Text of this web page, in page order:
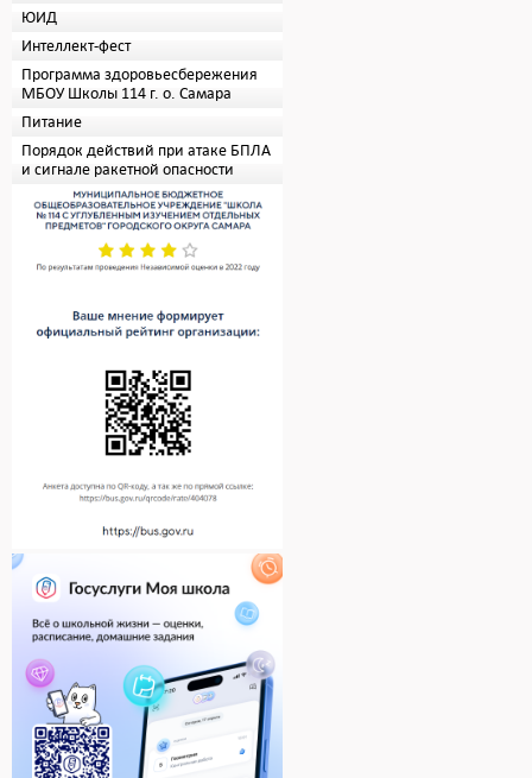
ЮИД
Интеллект-фест
Программа здоровьесбережения
МБОУ Школы 114 г. о. Самара
Питание
Порядок действий при атаке БПЛА
и сигнале ракетной опасности